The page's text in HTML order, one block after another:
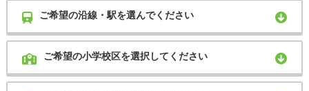
ご希望の沿線・駅を選んでください
ご希望の小学校区を選択してください